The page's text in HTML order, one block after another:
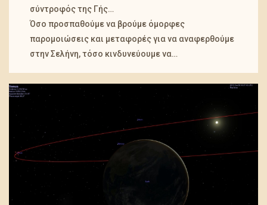
σύντροφός της Γής…
Όσο προσπαθούμε να βρούμε όμορφες
παρομοιώσεις και μεταφορές για να αναφερθούμε
στην Σελήνη, τόσο κινδυνεύουμε να…